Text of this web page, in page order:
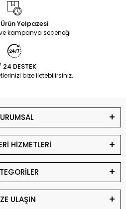
Yelpazesi
kampanya seçeneği
24 DESTEK
bize iletebilirsiniz.
HİZMETLERİ
ULAŞIN